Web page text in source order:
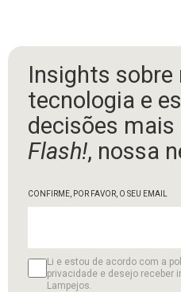
Insights sobre
tecnologia e
decisões
Flash!, nossa
CONFIRME, POR FAVOR, O SEU EMAIL
Li e estou de acordo com a
privacidade e desejo receber
Lampejos.